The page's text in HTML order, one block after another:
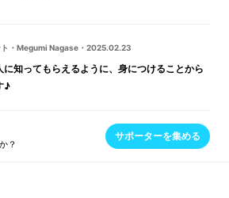
・ Megumi Nagase ・ 2025.02.23
に知ってもらえるように、身につけることから
♪
？
サポーターを集める